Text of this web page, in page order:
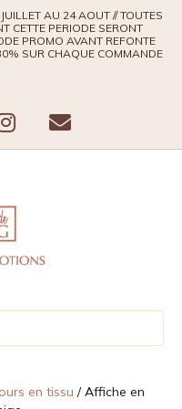
AU 24 AOUT // TOUTES
CETTE PERIODE SERONT
PROMO AVANT REFONTE
SUR CHAQUE COMMANDE
I
s
t
g
r
E
en tissu / Affiche en